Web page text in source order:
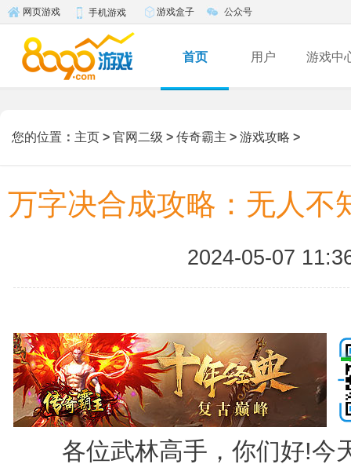
网页游戏 手机游戏 游戏盒子 公众号
首页 用户 游戏中
您的位置 ： 主页 > 官网二级 > 传奇霸主 > 游戏攻略 >
万字决合成攻略：无人不
2024-05-07
各位武林高手，你们好!今